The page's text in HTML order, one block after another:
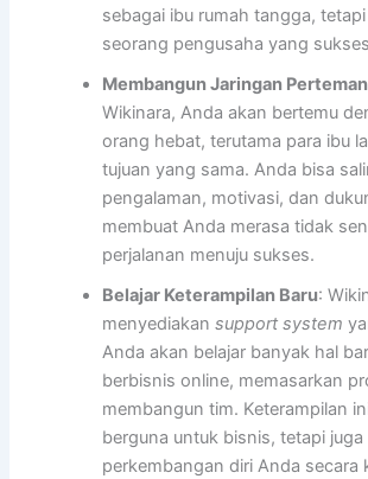
sebagai ibu rumah tangga,
seorang pengusaha yang
Membangun Jaringan
Wikinara, Anda akan bertemu
orang hebat, terutama para ibu
tujuan yang sama. Anda bisa
pengalaman, motivasi, dan
membuat Anda merasa tidak
perjalanan menuju sukses.
Belajar Keterampilan Baru:
menyediakansupport system
Anda akan belajar banyak hal
berbisnis online, memasarkan
membangun tim. Keterampilan
berguna untuk bisnis, tetapi
perkembangan diri Anda secara